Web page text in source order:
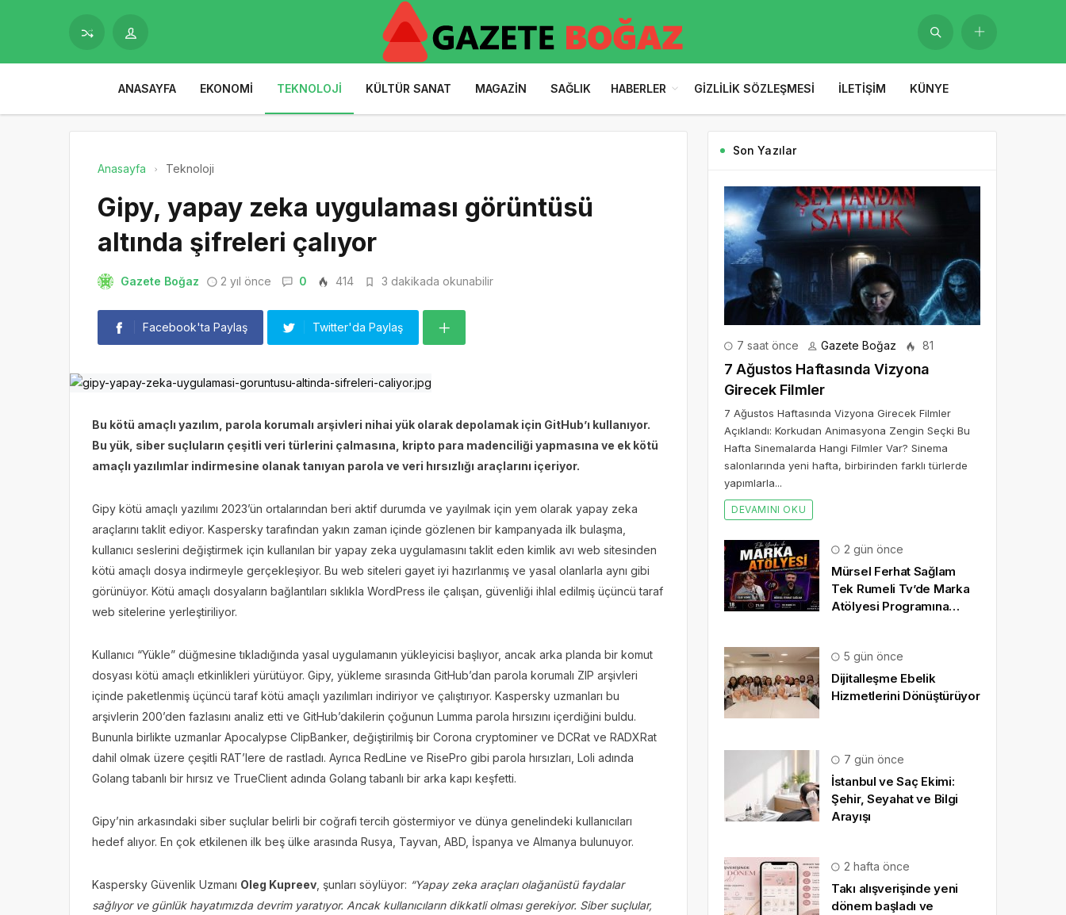
ANASAYFA EKONOMI TEKNOLOJI KÜLTÜR SANAT MAGAZIN SAĞLIK HABERLER GIZLILIK SÖZLEŞMESI İLETIŞIM KÜNYE
Anasayfa Teknoloji
Gipy, yapay zeka uygulaması görüntüsü
altında şifreleri çalıyor
Gazete Boğaz 2 yıl önce 0 414 3 dakikada okunabilir
Facebook'ta Paylaş Twitter'da Paylaş
Bu kötü amaçlı yazılım, parola korumalı arşivleri nihai yük olarak depolamak için GitHub’ı kullanıyor.
Bu yük, siber suçluların çeşitli veri türlerini çalmasına, kripto para madenciliği yapmasına ve ek kötü
amaçlı yazılımlar indirmesine olanak tanıyan parola ve veri hırsızlığı araçlarını içeriyor.
Gipy kötü amaçlı yazılımı 2023’ün ortalarından beri aktif durumda ve yayılmak için yem olarak yapay zeka
araçlarını taklit ediyor. Kaspersky tarafından yakın zaman içinde gözlenen bir kampanyada ilk bulaşma,
kullanıcı seslerini değiştirmek için kullanılan bir yapay zeka uygulamasını taklit eden kimlik avı web sitesinden
kötü amaçlı dosya indirmeyle gerçekleşiyor. Bu web siteleri gayet iyi hazırlanmış ve yasal olanlarla aynı gibi
görünüyor. Kötü amaçlı dosyaların bağlantıları sıklıkla WordPress ile çalışan, güvenliği ihlal edilmiş üçüncü taraf
web sitelerine yerleştiriliyor.
Kullanıcı “Yükle” düğmesine tıkladığında yasal uygulamanın yükleyicisi başlıyor, ancak arka planda bir komut
dosyası kötü amaçlı etkinlikleri yürütüyor. Gipy, yükleme sırasında GitHub’dan parola korumalı ZIP arşivleri
içinde paketlenmiş üçüncü taraf kötü amaçlı yazılımları indiriyor ve çalıştırıyor. Kaspersky uzmanları bu
arşivlerin 200’den fazlasını analiz etti ve GitHub’dakilerin çoğunun Lumma parola hırsızını içerdiğini buldu.
Bununla birlikte uzmanlar Apocalypse ClipBanker, değiştirilmiş bir Corona cryptominer ve DCRat ve RADXRat
dahil olmak üzere çeşitli RAT’lere de rastladı. Ayrıca RedLine ve RisePro gibi parola hırsızları, Loli adında
Golang tabanlı bir hırsız ve TrueClient adında Golang tabanlı bir arka kapı keşfetti.
Gipy’nin arkasındaki siber suçlular belirli bir coğrafi tercih göstermiyor ve dünya genelindeki kullanıcıları
hedef alıyor. En çok etkilenen ilk beş ülke arasında Rusya, Tayvan, ABD, İspanya ve Almanya bulunuyor.
Kaspersky Güvenlik Uzmanı Oleg Kupreev , şunları söylüyor: “Yapay zeka araçları olağanüstü faydalar
sağlıyor ve günlük hayatımızda devrim yaratıyor. Ancak kullanıcıların dikkatli olması gerekiyor. Siber suçlular,
Son Yazılar
7 saat önce Gazete Boğaz 81
7 Ağustos Haftasında Vizyona
Girecek Filmler
7 Ağustos Haftasında Vizyona Girecek Filmler
Açıklandı: Korkudan Animasyona Zengin Seçki Bu
Hafta Sinemalarda Hangi Filmler Var? Sinema
salonlarında yeni hafta, birbirinden farklı türlerde
yapımlarla...
DEVAMINI OKU
2 gün önce
Mürsel Ferhat Sağlam
Tek Rumeli Tv’de Marka
Atölyesi Programına
5 gün önce
Dijitalleşme Ebelik
Hizmetlerini Dönüştürüyor
7 gün önce
İstanbul ve Saç Ekimi:
Şehir, Seyahat ve Bilgi
Arayışı
2 hafta önce
Takı alışverişinde yeni
dönem başladı ve